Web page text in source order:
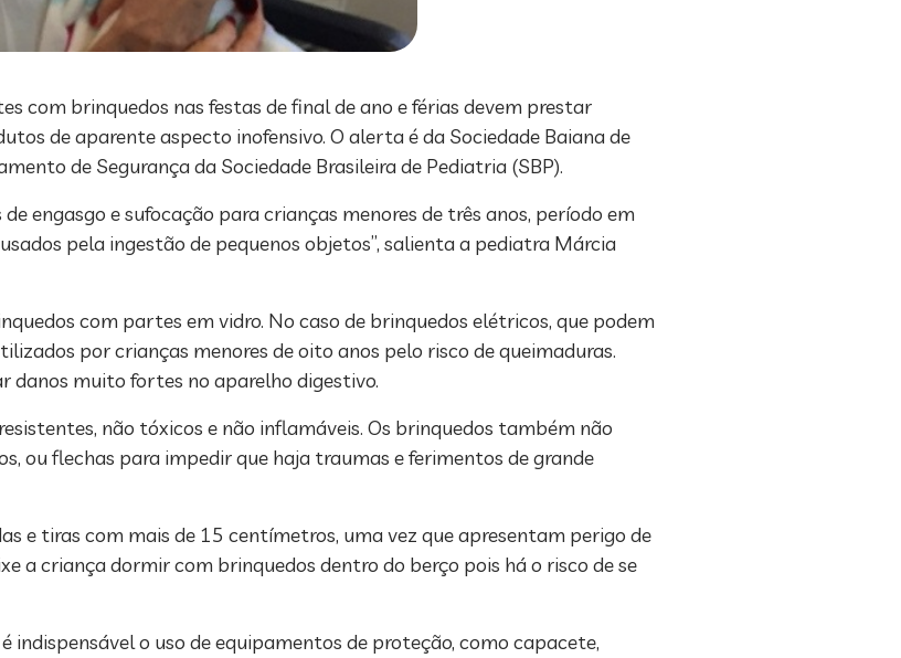
com brinquedos nas festas de final de ano e férias devem prestar
de aparente aspecto inofensivo. O alerta é da Sociedade Baiana de
de Segurança da Sociedade Brasileira de Pediatria (SBP).
engasgo e sufocação para crianças menores de três anos, período em
pela ingestão de pequenos objetos”, salienta a pediatra Márcia
com partes em vidro. No caso de brinquedos elétricos, que podem
por crianças menores de oito anos pelo risco de queimaduras.
danos muito fortes no aparelho digestivo.
não tóxicos e não inflamáveis. Os brinquedos também não
ou flechas para impedir que haja traumas e ferimentos de grande
e tiras com mais de 15 centímetros, uma vez que apresentam perigo de
a criança dormir com brinquedos dentro do berço pois há o risco de se
o uso de equipamentos de proteção, como capacete,